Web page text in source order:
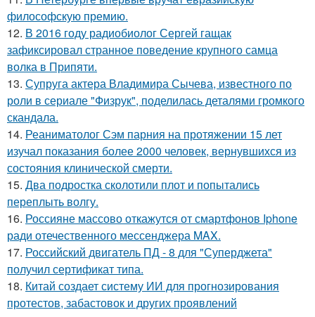
философскую премию.
12. В 2016 году радиобиолог Сергей гащак
зафиксировал странное поведение крупного самца
волка в Припяти.
13. Супруга актера Владимира Сычева, известного по
роли в сериале "Физрук", поделилась деталями громкого
скандала.
14. Реаниматолог Сэм парния на протяжении 15 лет
изучал показания более 2000 человек, вернувшихся из
состояния клинической смерти.
15. Два подростка сколотили плот и попытались
переплыть волгу.
16. Россияне массово откажутся от смартфонов Iphone
ради отечественного мессенджера MAX.
17. Российский двигатель ПД - 8 для "Суперджета"
получил сертификат типа.
18. Китай создает систему ИИ для прогнозирования
протестов, забастовок и других проявлений